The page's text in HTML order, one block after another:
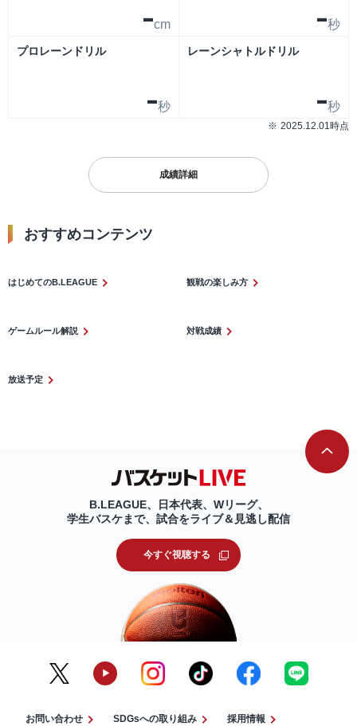
-cm -秒
プロレーンドリル
-秒
レーンシャトルドリル
-秒
2025.12.01時点
成績詳細
おすすめコンテンツ​
はじめてのB.LEAGUE 観戦の楽しみ方
ゲームルール解説 対戦成績
放送予定
B.LEAGUE、日本代表、Wリーグ、
学生バスケまで、試合をライブ＆見逃し配信
今すぐ視聴する
お問い合わせ SDGsへの取り組み 採用情報